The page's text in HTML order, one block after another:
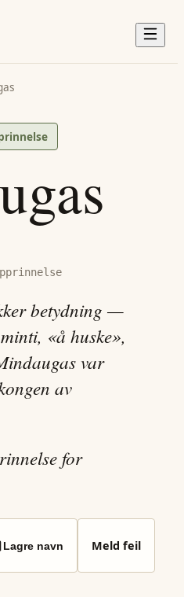
betydning —
«å huske»,
var
av
for
Lagre navn Meld feil